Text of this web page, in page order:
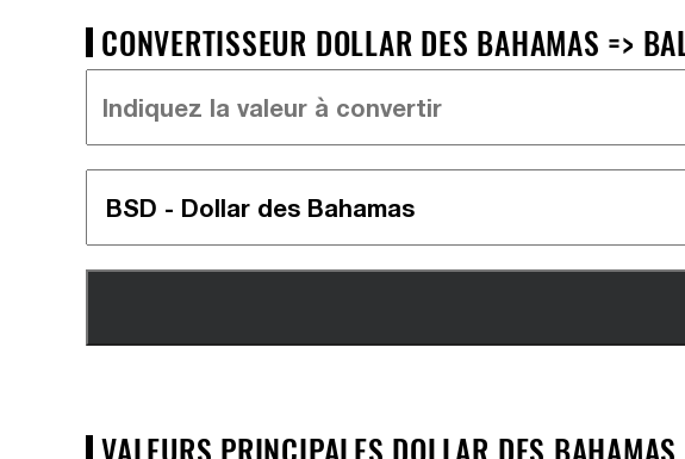
CONVERTISSEUR DOLLAR DES BAHAMAS =>
VALEURS PRINCIPALES DOLLAR DES